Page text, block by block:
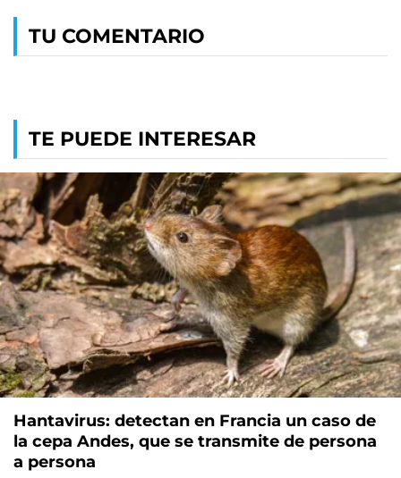
TU COMENTARIO
TE PUEDE INTERESAR
Hantavirus: detectan en Francia un caso de
la cepa Andes, que se transmite de persona
a persona